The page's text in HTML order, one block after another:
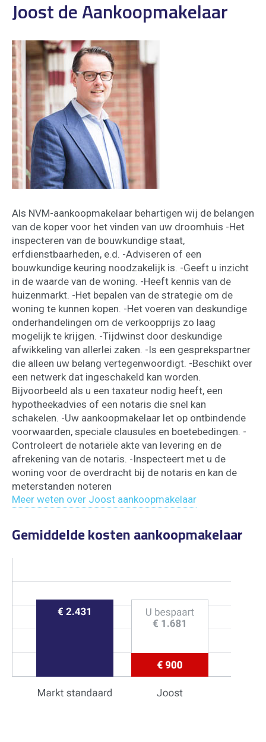
Joost de Aankoopmakelaar
Als NVM-aankoopmakelaar behartigen wij de belangen
van de koper voor het vinden van uw droomhuis -Het
inspecteren van de bouwkundige staat,
erfdienstbaarheden, e.d. -Adviseren of een
bouwkundige keuring noodzakelijk is. -Geeft u inzicht
in de waarde van de woning. -Heeft kennis van de
huizenmarkt. -Het bepalen van de strategie om de
woning te kunnen kopen. -Het voeren van deskundige
onderhandelingen om de verkoopprijs zo laag
mogelijk te krijgen. -Tijdwinst door deskundige
afwikkeling van allerlei zaken. -Is een gesprekspartner
die alleen uw belang vertegenwoordigt. -Beschikt over
een netwerk dat ingeschakeld kan worden.
Bijvoorbeeld als u een taxateur nodig heeft, een
hypotheekadvies of een notaris die snel kan
schakelen. -Uw aankoopmakelaar let op ontbindende
voorwaarden, speciale clausules en boetebedingen. -
Controleert de notariële akte van levering en de
afrekening van de notaris. -Inspecteert met u de
woning voor de overdracht bij de notaris en kan de
meterstanden noteren
Meer weten over Joost aankoopmakelaar
Gemiddelde kosten aankoopmakelaar